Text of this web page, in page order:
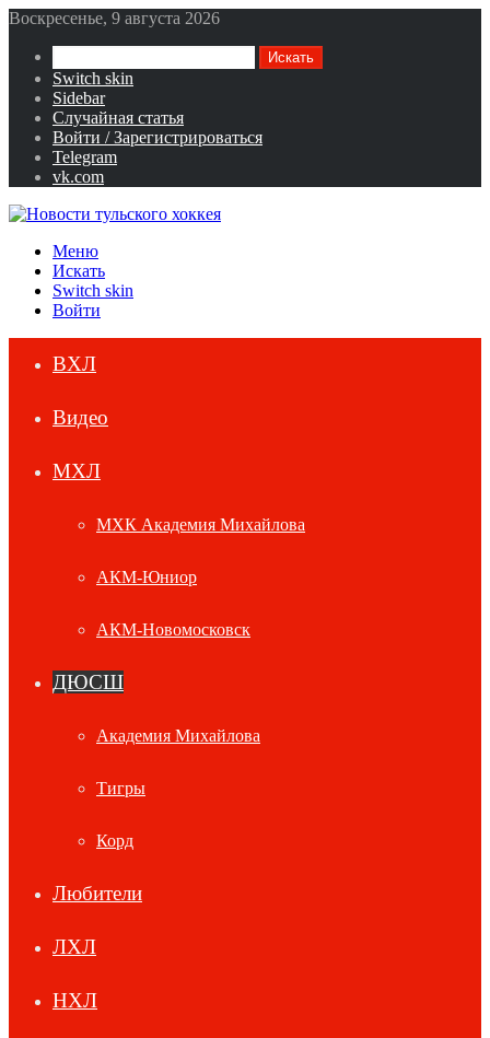
Воскресенье, 9 августа 2026
Искать
Switch skin
Sidebar
Случайная статья
Войти / Зарегистрироваться
Telegram
vk.com
Меню
Искать
Switch skin
Войти
ВХЛ
Видео
МХЛ
МХК Академия Михайлова
АКМ-Юниор
АКМ-Новомосковск
ДЮСШ
Академия Михайлова
Тигры
Корд
Любители
ЛХЛ
НХЛ